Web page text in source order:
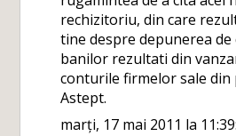
rechizitoriu, din care
tine despre depunerea de
banilor rezultati din
conturile firmelor sale din
Astept.
marți, 17 mai 2011 la